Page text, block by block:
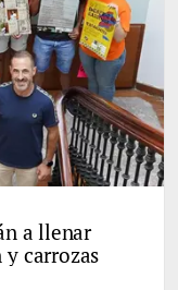
a llenar
carrozas